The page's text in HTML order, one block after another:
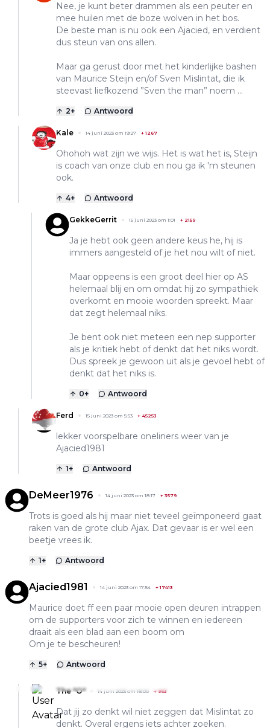
Nee, je kunt beter drammen als een peuter en
mee huilen met de boze wolven in het bos.
De beste man is nu ook een Ajacied, en verdient
dus steun van ons allen.
Maar ga gerust door met het kinderlijke bashen
van Maurice Steijn en/of Sven Mislintat, die ik
steevast liefkozend ”Sven the man” noem ...
2+ Antwoord
Kale 14 juni 2023 om 19:27 +1267
Ohohoh wat zijn we wijs. Het is wat het is, Steijn
is coach van onze club en nou ga ik 'm steunen
ook.
4+ Antwoord
GekkeGerrit 15 juni 2023 om 1:01 + 2159
Ja je hebt ook geen andere keus he, hij is
immers aangesteld of je het nou wilt of niet.
Maar oppeens is een groot deel hier op AS
helemaal blij en om omdat hij zo sympathiek
overkomt en mooie woorden spreekt. Maar
dat zegt helemaal niks.
Je bent ook niet meteen een nep supporter
als je kritiek hebt of denkt dat het niks wordt.
Dus spreek je gewoon uit als je gevoel hebt of
denkt dat het niks is.
0+ Antwoord
Ferd 15 juni 2023 om 5:53 + 45253
lekker voorspelbare oneliners weer van je
Ajacied1981
1+ Antwoord
DeMeer1976 14 juni 2023 om 18:17 + 3579
Trots is goed als hij maar niet teveel geïmponeerd gaat
raken van de grote club Ajax. Dat gevaar is er wel een
beetje vrees ik.
1+ Antwoord
Ajacied1981 14 juni 2023 om 17:54 +17413
Maurice doet ff een paar mooie open deuren intrappen
om de supporters voor zich te winnen en iedereen
draait als een blad aan een boom om
Om je te bescheuren!
5+ Antwoord
The "O" 14 juni 2023 om 18:00 + 963
Dat jij zo denkt wil niet zeggen dat Mislintat zo
denkt. Overal ergens iets achter zoeken.